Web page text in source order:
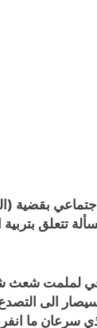
بقضية
تتعلق بتربية
لملمت شعث
الى
الذي سرعان ما